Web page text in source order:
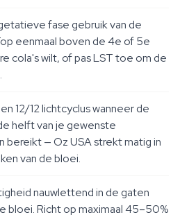
fase gebruik van de
eenmaal boven de 4e of 5e
cola's wilt, of pas LST toe om de
12/12 lichtcyclus wanneer de
helft van je gewenste
bereikt — Oz USA strekt matig in
van de bloei.
nauwlettend in de gaten
bloei. Richt op maximaal 45–50%